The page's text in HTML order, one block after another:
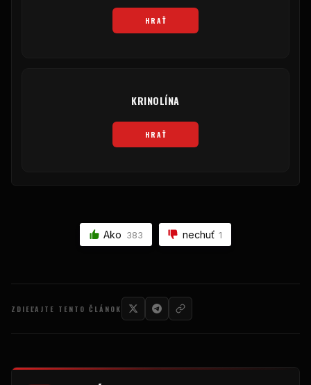
HRAŤ
KRINOLÍNA
HRAŤ
Ako 383 nechuť 1
ZDIEĽAJTE TENTO ČLÁNOK